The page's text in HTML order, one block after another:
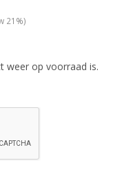
21%)
weer op voorraad is.